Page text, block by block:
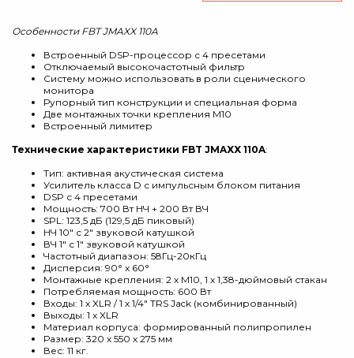
Особенности FBT JMAXX 110A
Встроенный DSP-процессор с 4 пресетами
Отключаемый высокочастотный фильтр
Систему можно использовать в роли сценического
монитора
Рупорный тип конструкции и специальная форма
Две монтажных точки крепления M10
Встроенный лимитер
Технические характеристики FBT JMAXX 110A:
Тип: активная акустическая система
Усилитель класса D с импульсным блоком питания
DSP с 4 пресетами
Мощность: 700 Вт НЧ + 200 Вт ВЧ
SPL: 123,5 дБ (129,5 дБ пиковый)
НЧ 10" с 2" звуковой катушкой
ВЧ 1" с 1" звуковой катушкой
Частотный диапазон: 58Гц-20кГц
Дисперсия: 90° x 60°
Монтажные крепления: 2 x M10, 1 x 1,38-дюймовый стакан
Потребляемая мощность: 600 Вт
Входы: 1 x XLR / 1 x 1/4" TRS Jack (комбинированный)
Выходы: 1 x XLR
Материал корпуса: формированный полипропилен
Размер: 320 x 550 x 275 мм
Вес: 11 кг.